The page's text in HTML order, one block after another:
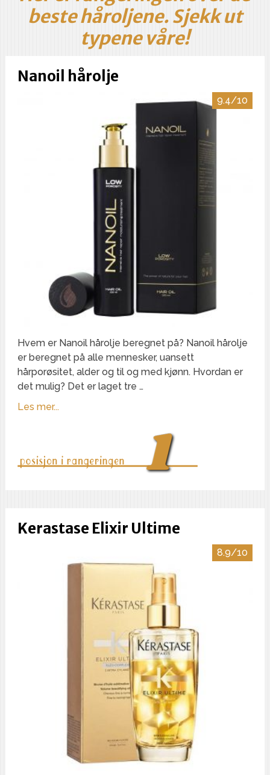
beste håroljene. Sjekk ut
typene våre!
Nanoil hårolje
9.4/10
Hvem er Nanoil hårolje beregnet på? Nanoil hårolje
er beregnet på alle mennesker, uansett
hårporøsitet, alder og til og med kjønn. Hvordan er
det mulig? Det er laget tre …
Les mer...
Kerastase Elixir Ultime
8.9/10